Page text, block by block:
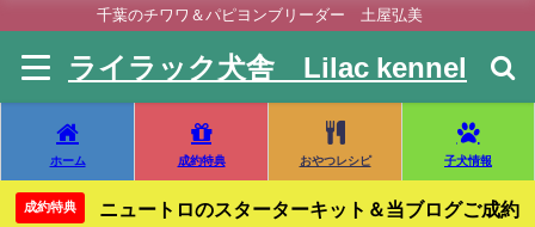
千葉のチワワ＆パピヨンブリーダー 土屋弘美
ライラック犬舎 Lilac kennel
ホーム 成約特典 おやつレシピ 子犬情報
成約特典
ニュートロのスターターキット＆当ブログご成約